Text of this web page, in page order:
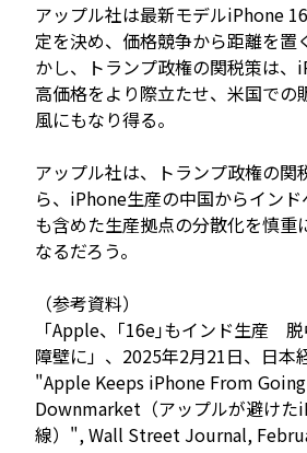
アップル社は最新モデルiPhone
定を決め、価格競争から距離を置
かし、トランプ政権の関税策は、
高価格をより際立たせ、米国での
風にもなり得る。
アップル社は、トランプ政権の関
ら、iPhone生産の中国からイン
も含めた生産拠点の分散化を慎重
なるだろう。
（参考資料）
「Apple、｢16e｣もインド生産
障壁に」、2025年2月21日、日本
"Apple Keeps iPhone From
Downmarket（アップルが避けた
線）", Wall Street Journal,